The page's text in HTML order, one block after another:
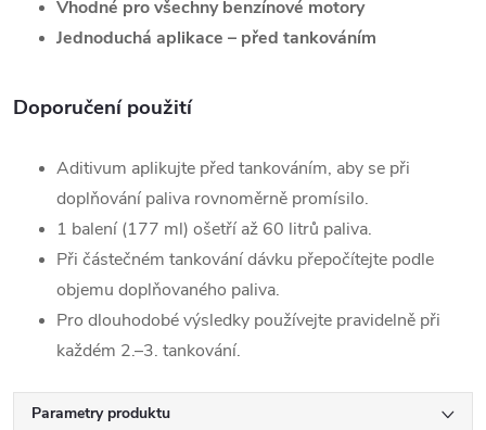
Vhodné pro všechny benzínové motory
Jednoduchá aplikace – před tankováním
Doporučení použití
Aditivum aplikujte před tankováním, aby se při
doplňování paliva rovnoměrně promísilo.
1 balení (177 ml) ošetří až 60 litrů paliva.
Při částečném tankování dávku přepočítejte podle
objemu doplňovaného paliva.
Pro dlouhodobé výsledky používejte pravidelně při
každém 2.–3. tankování.
Parametry produktu